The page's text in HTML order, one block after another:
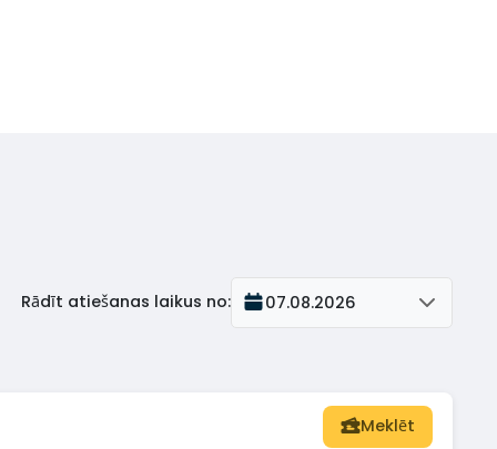
Rādīt atiešanas laikus no: 07.08.2026
Meklēt